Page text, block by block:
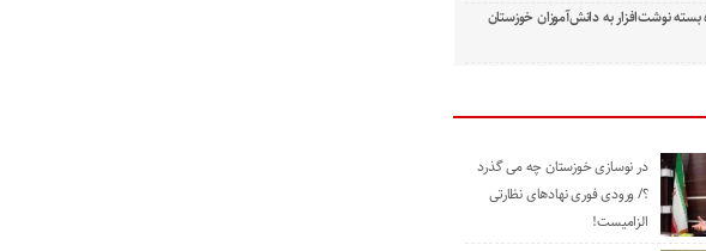
۲ هزار و ۵۰۰ بسته نوشت‌افزار به دانش‌آموزان خوزستان
در نوسازی خوزستان چه می گذرد
؟/ ورودی فوری نهادهای نظارتی
الزامیست!